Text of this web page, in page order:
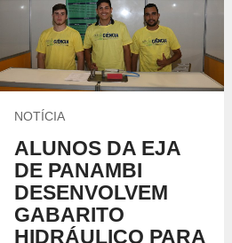
Treinamentos em NR
Locação de Espaços
o
na
INSTITUTO SESI
PROFESSORES
Um espaço pensado
análise de dados,
DE
de Aprendizagem LMS
CENTRAL DO
NOTÍCIA
ALUNOS DA EJA
DE PANAMBI
DESENVOLVEM
GABARITO
HIDRÁULICO PARA